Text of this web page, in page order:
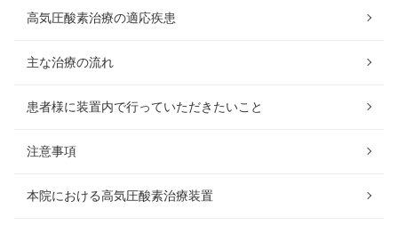
高気圧酸素治療の適応疾患
主な治療の流れ
患者様に装置内で行っていただきたいこと
注意事項
本院における高気圧酸素治療装置